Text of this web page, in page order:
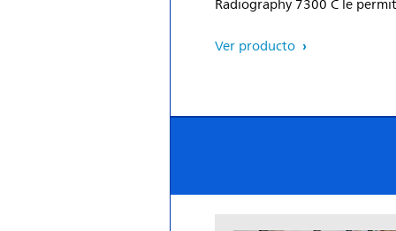
Radiography 7300 C le
cómodamente más pacientes
pacientes. El flujo de trabajo
ayudan a garantizar la
Ver producto